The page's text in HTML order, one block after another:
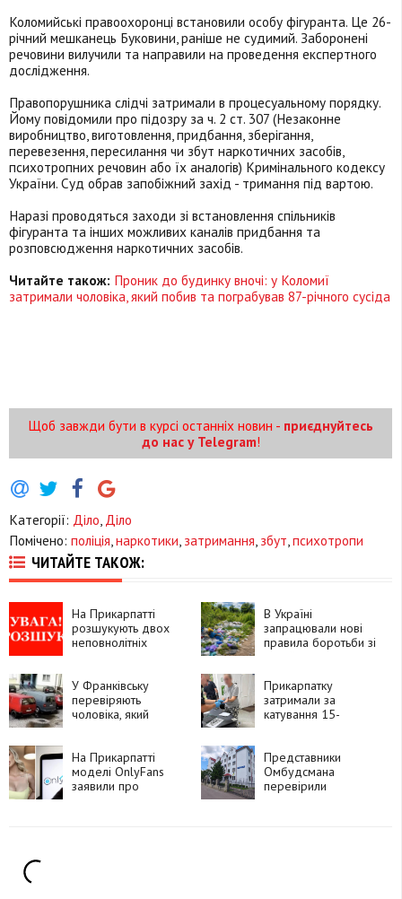
Коломийські правоохоронці встановили особу фігуранта. Це 26-
річний мешканець Буковини, раніше не судимий. Заборонені
речовини вилучили та направили на проведення експертного
дослідження.
Правопорушника слідчі затримали в процесуальному порядку.
Йому повідомили про підозру за ч. 2 ст. 307 (Незаконне
виробництво, виготовлення, придбання, зберігання,
перевезення, пересилання чи збут наркотичних засобів,
психотропних речовин або їх аналогів) Кримінального кодексу
України. Суд обрав запобіжний захід - тримання під вартою.
Наразі проводяться заходи зі встановлення спільників
фігуранта та інших можливих каналів придбання та
розповсюдження наркотичних засобів.
Читайте також: Проник до будинку вночі: у Коломиї
затримали чоловіка, який побив та пограбував 87-річного сусіда
Щоб завжди бути в курсі останніх новин - приєднуйтесь
до нас у Telegram!
Категорії: Діло, Діло
Помічено: поліція,наркотики, затримання, збут,психотропи
ЧИТАЙТЕ ТАКОЖ:
На Прикарпатті
розшукують двох
неповнолітніх
В Україні
запрацювали нові
правила боротьби зі
У Франківську
перевіряють
чоловіка, який
квартири
Прикарпатку
затримали за
катування 15-
На Прикарпатті
моделі OnlyFans
заявили про
Представники
Омбудсмана
перевірили